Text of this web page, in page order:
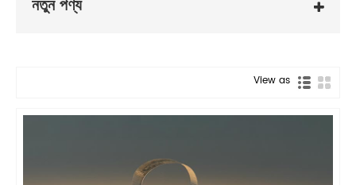
নতুন পণ্য
View as